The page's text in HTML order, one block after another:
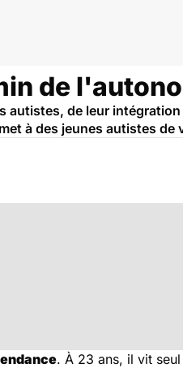
de
de leur
à des jeunes autistes
. À 23 ans, il vit